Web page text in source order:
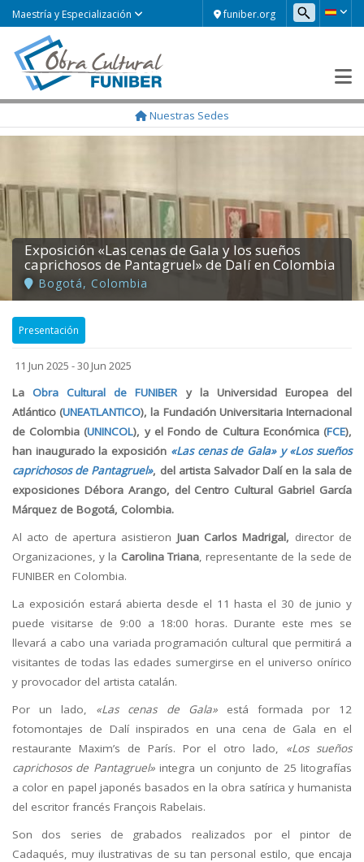
funiber.org
Maestría y Especialización
Nuestras Sedes
Exposición «Las cenas de Gala y los sueños
caprichosos de Pantagruel» de Dalí en Colombia
Bogotá, Colombia
Presentación
11 Jun 2025 - 30 Jun 2025
LaObra Cultural de FUNIBERy la Universidad Europea del
Atlántico (UNEATLANTICO), la Fundación Universitaria Internacional
de Colombia (UNINCOL), y el Fondo de Cultura Económica (FCE),
han inaugurado la exposición «Las cenas de Gala» y «Los sueños
caprichosos de Pantagruel», del artista Salvador Dalí en la sala de
exposiciones Débora Arango, del Centro Cultural Gabriel García
Márquez de Bogotá, Colombia.
Al acto de apertura asistieron Juan Carlos Madrigal, director de
Organizaciones, y la Carolina Triana, representante de la sede de
FUNIBER en Colombia.
La exposición estará abierta desde el 11 hasta el 30 de junio y
puede visitarse de 9:00 a 18:00 horas. Durante este mes se
llevará a cabo una variada programación cultural que permitirá a
visitantes de todas las edades sumergirse en el universo onírico
y provocador del artista catalán.
Por un lado, «Las cenas de Gala»está formada por 12
fotomontajes de Dalí inspirados en una cena de Gala en el
restaurante Maxim’s de París. Por el otro lado, «Los sueños
caprichosos de Pantagruel»integra un conjunto de 25 litografías
a color en papel japonés basados en la obra satírica y humanista
del escritor francés François Rabelais.
Son dos series de grabados realizados por el pintor de
Cadaqués, muy ilustrativas de su tan personal estilo, que encaja